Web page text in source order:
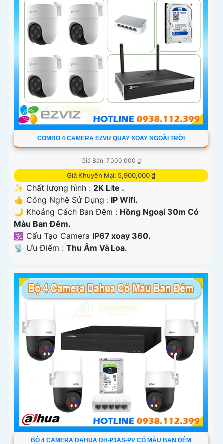
COMBO 4 CAMERA EZVIZ QUAY XOAY NGOÀI TRỜI
Giá Bán: 7,000,000 ₫
Giá Khuyến Mại: 5,900,000 ₫
✨ Chất lượng hình : 2K Lite .
👍 Công Nghệ Sử Dụng : IP Wifi.
🌙 Khoảng Cách Ban Đêm : Hồng Ngoại 30m Có
Màu Ban Ðêm.
🕉️ Cấu Tạo Camera IP67 xoay 360.
️📡 Ưu Điểm : Thu Âm Và Loa.
BỘ 4 CAMERA DAHUA DH-P3AS-PV CÓ MÀU BAN ĐÊM